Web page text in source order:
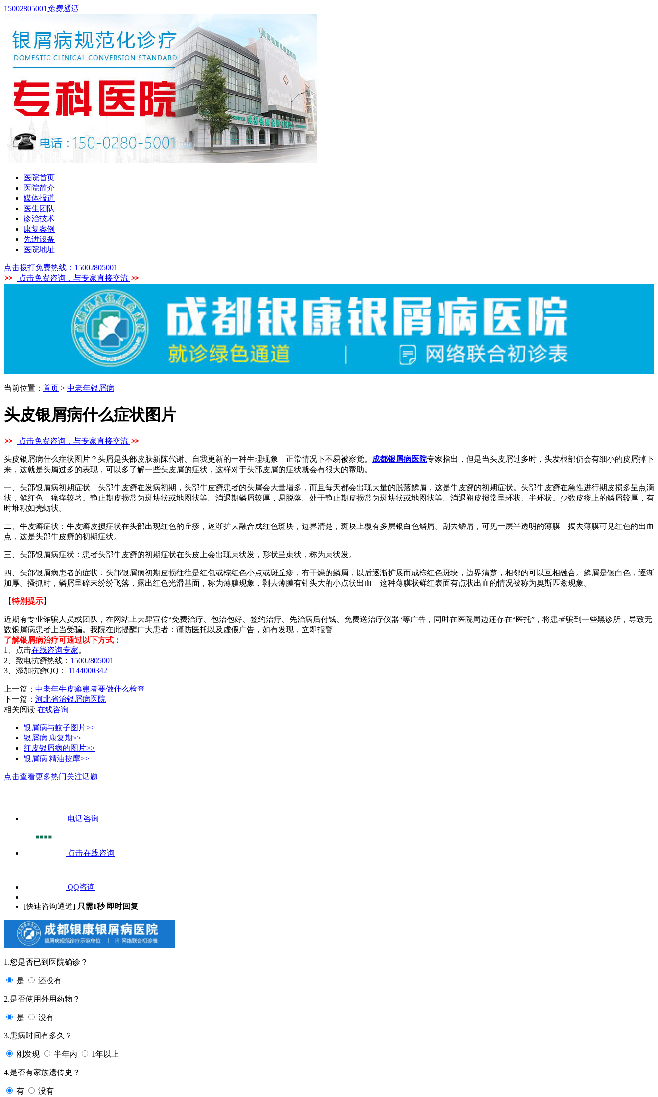
15002805001 免费通话
医院首页
医院简介
媒体报道
医生团队
诊治技术
康复案例
先进设备
医院地址
点击拨打免费热线：15002805001
点击免费咨询，与专家直接交流
当前位置： 首页 > 中老年银屑病
头皮银屑病什么症状图片
点击免费咨询，与专家直接交流
头皮银屑病什么症状图片？头屑是头部皮肤新陈代谢、自我更新的一种生理现象，正常情况下不易被察觉。 成都银屑病医院专家指出，但是当头皮屑过多时，头发根部仍会有细小的皮屑掉下
来，这就是头屑过多的表现，可以多了解一些头皮屑的症状，这样对于头部皮屑的症状就会有很大的帮助。
一、头部银屑病初期症状：头部牛皮癣在发病初期，头部牛皮癣患者的头屑会大量增多，而且每天都会出现大量的脱落鳞屑，这是牛皮癣的初期症状。头部牛皮癣在急性进行期皮损多呈点滴
状，鲜红色，瘙痒较著。静止期皮损常为斑块状或地图状等。消退期鳞屑较厚，易脱落。处于静止期皮损常为斑块状或地图状等。消退朔皮损常呈环状、半环状。少数皮疹上的鳞屑较厚，有
时堆积如壳蛎状。
二、牛皮癣症状：牛皮癣皮损症状在头部出现红色的丘疹，逐渐扩大融合成红色斑块，边界清楚，斑块上覆有多层银白色鳞屑。刮去鳞屑，可见一层半透明的薄膜，揭去薄膜可见红色的出血
点，这是头部牛皮癣的初期症状。
三、头部银屑病症状：患者头部牛皮癣的初期症状在头皮上会出现束状发，形状呈束状，称为束状发。
四、头部银屑病患者的症状：头部银屑病初期皮损往往是红包或棕红色小点或斑丘疹，有干燥的鳞屑，以后逐渐扩展而成棕红色斑块，边界清楚，相邻的可以互相融合。鳞屑是银白色，逐渐
加厚。搔抓时，鳞屑呈碎末纷纷飞落，露出红色光滑基面，称为薄膜现象，剥去薄膜有针头大的小点状出血，这种薄膜状鲜红表面有点状出血的情况被称为奥斯匹兹现象。
【特别提示】
近期有专业诈骗人员或团队，在网站上大肆宣传“免费治疗、包治包好、签约治疗、先治病后付钱、免费送治疗仪器“等广告，同时在医院周边还存在“医托”，将患者骗到一些黑诊所，导致无
数银屑病患者上当受骗。我院在此提醒广大患者：谨防医托以及虚假广告，如有发现，立即报警
了解银屑病治疗可通过以下方式：
1、点击在线咨询专家。
2、致电抗癣热线： 15002805001
3、添加抗癣QQ： 1144000342
上一篇： 中老年牛皮癣患者要做什么检查
下一篇： 河北省治银屑病医院
相关阅读 在线咨询
银屑病与蚊子图片>>
银屑病 康复期>>
红皮银屑病的图片>>
银屑病 精油按摩>>
点击查看更多热门关注话题
电话咨询
点击在线咨询
QQ咨询
[快速咨询通道] 只需1秒 即时回复
1.您是否已到医院确诊？
是 还没有
2.是否使用外用药物？
是 没有
3.患病时间有多久？
刚发现 半年内 1年以上
4.是否有家族遗传史？
有 没有